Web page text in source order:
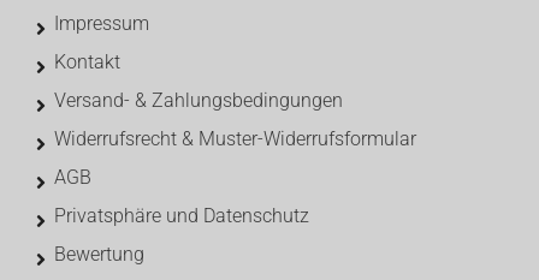
Impressum
Kontakt
Versand- & Zahlungsbedingungen
Widerrufsrecht & Muster-Widerrufsformular
AGB
Privatsphäre und Datenschutz
Bewertung